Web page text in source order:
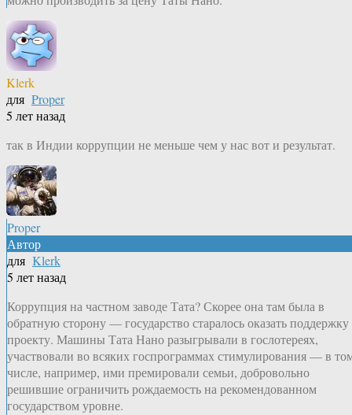
Klerk
для Proper
5 лет назад
так в Индии коррупции не меньше чем у нас вот и результат.
Proper
Автор
для Klerk
5 лет назад
Коррупция на частном заводе Тата? Скорее она там была в
обратную сторону — государство старалось оказать поддержку
проекту. Машины Тата Нано разыгрывали в гослотереях,
участвовали во всяких госпрограммах стимулирования — в
числе, например, ими премировали семьи, добровольно
решившие ограничить рождаемость на рекомендованном
государством уровне.